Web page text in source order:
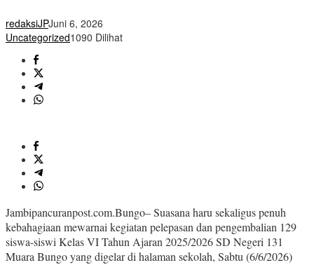
redaksiJPJuni 6, 2026
Uncategorized1090 Dilihat
Jambipancuranpost.com.Bungo– Suasana haru sekaligus penuh
kebahagiaan mewarnai kegiatan pelepasan dan pengembalian 129
siswa-siswi Kelas VI Tahun Ajaran 2025/2026 SD Negeri 131
Muara Bungo yang digelar di halaman sekolah, Sabtu (6/6/2026)